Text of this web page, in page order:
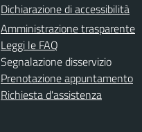
Dichiarazione di accessibilità
Amministrazione trasparente
Leggi le FAQ
Segnalazione disservizio
Prenotazione appuntamento
Richiesta d'assistenza